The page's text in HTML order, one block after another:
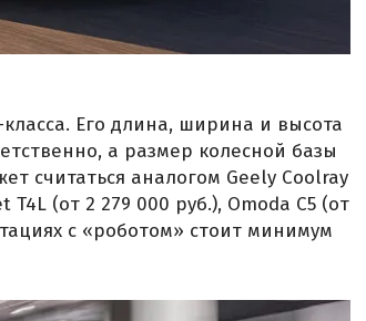
Его длина, ширина и высота
а размер колесной базы
считаться аналогом Geely Coolray
(от 2 279 000 руб.), Omoda C5 (от
с «роботом» стоит минимум